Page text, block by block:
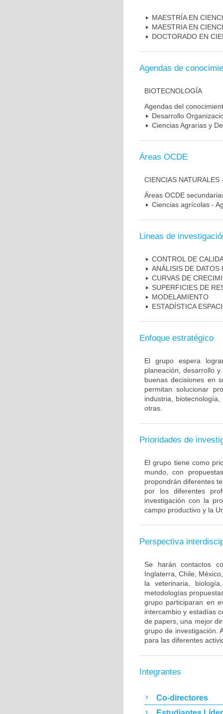
MAESTRÍA EN
MAESTRIA EN
DOCTORADO EN
Agendas de
BIOTECNOLOGÍA
Agendas del
Desarrollo
Ciencias Agrarias y
Áreas OCDE
CIENCIAS NATURALES
Áreas OCDE
Ciencias agrícolas -
Lineas de
CONTROL DE
ANÁLISIS DE DATOS
CURVAS DE
SUPERFICIES DE
MODELAMIENTO
ESTADÍSTICA
Enfoque estratégico
El grupo espera
planeación, desarrollo
buenas decisiones en
permitan solucionar
industria,
otras.
Prioridades de
El grupo tiene como
mundo, con
propondrán diferentes
por los diferentes
investigación con la
campo productivo y la
Perspectiva
Se harán contactos
Inglaterra, Chile,
la veterinaria,
metodologías
grupo participaran en
intercambio y estadías
de papers, una mejor
grupo de investigación.
para las diferentes
Integrantes
Co-directores